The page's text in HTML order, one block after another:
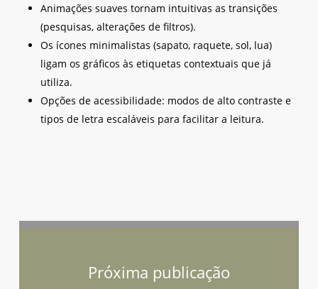
Animações suaves tornam intuitivas as transições
(pesquisas, alterações de filtros).
Os ícones minimalistas (sapato, raquete, sol, lua)
ligam os gráficos às etiquetas contextuais que já
utiliza.
Opções de acessibilidade: modos de alto contraste e
tipos de letra escaláveis para facilitar a leitura.
Próxima publicação